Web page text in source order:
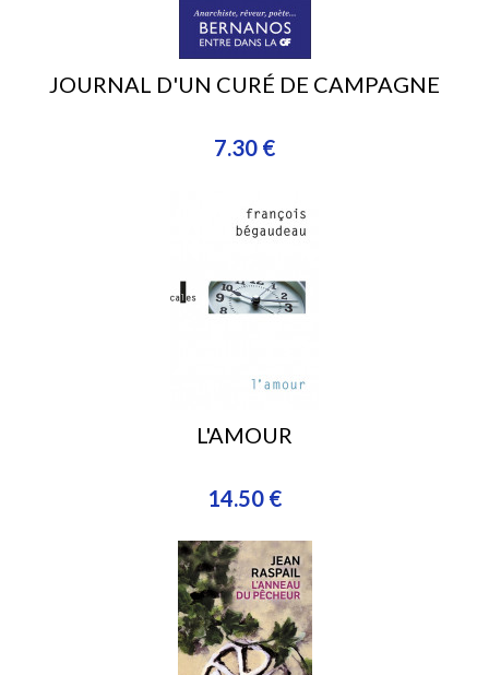
JOURNAL D'UN CURÉ DE CAMPAGNE
7.30 €
L'AMOUR
14.50 €